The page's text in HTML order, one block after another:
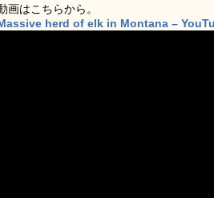
画はこちらから。
herd of elk in Montana –